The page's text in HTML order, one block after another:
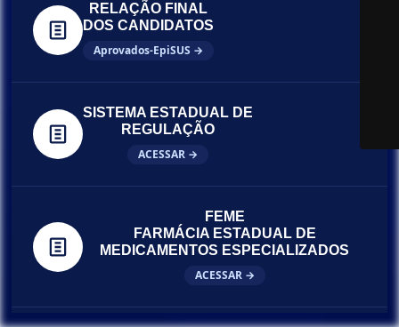
RELAÇÃO FINAL
DOS CANDIDATOS
Aprovados-EpiSUS →
SISTEMA ESTADUAL DE
REGULAÇÃO
ACESSAR →
FEME
FARMÁCIA ESTADUAL DE
MEDICAMENTOS ESPECIALIZADOS
ACESSAR →